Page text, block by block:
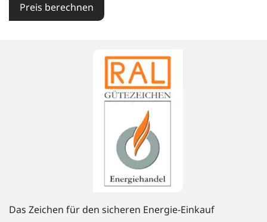
Preis berechnen
Das Zeichen für den sicheren Energie-Einkauf